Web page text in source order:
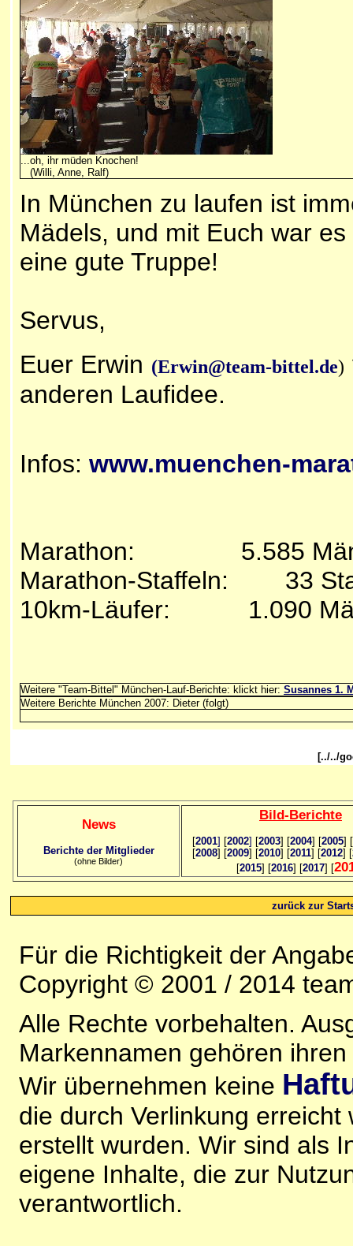
...oh, ihr müden Knochen!
(Willi, Anne, Ralf)
In München zu laufen ist
Mädels, und mit Euch war
eine gute Truppe!
Servus,
Euer Erwin (Erwin@team-bittel.de)
anderen Laufidee.
Infos: www.muenchen-
Marathon: 5.585
Marathon-Staffeln: 33
10km-Läufer:
1.090
Weitere "Team-Bittel" München-Lauf-Berichte: klickt hier: Susannes 1.
Weitere Berichte München 2007: Dieter (folgt)
[../../
News
Berichte der Mitglieder
(ohne Bilder)
Bild-Berichte
[2001] [2002] [2003] [2004] [2005] [
[2008] [2009] [2010] [2011] [2012] [
[2015] [2016] [2017] [
zurück zur
Für die Richtigkeit der
Copyright © 2001 / 2014
Alle Rechte vorbehalten.
Markennamen gehören
Wir übernehmen keine
die durch Verlinkung
erstellt wurden. Wir sind als
eigene Inhalte, die zur
verantwortlich.